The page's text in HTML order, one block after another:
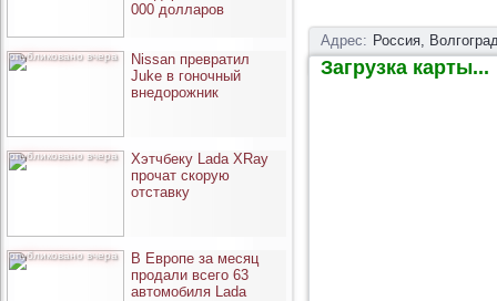
000 долларов
опубликовано вчера
Nissan превратил
Juke в гоночный
внедорожник
опубликовано вчера
Хэтчбеку Lada XRay
прочат скорую
отставку
опубликовано вчера
В Европе за месяц
продали всего 63
автомобиля Lada
Адрес: Россия,
Загрузка карты...